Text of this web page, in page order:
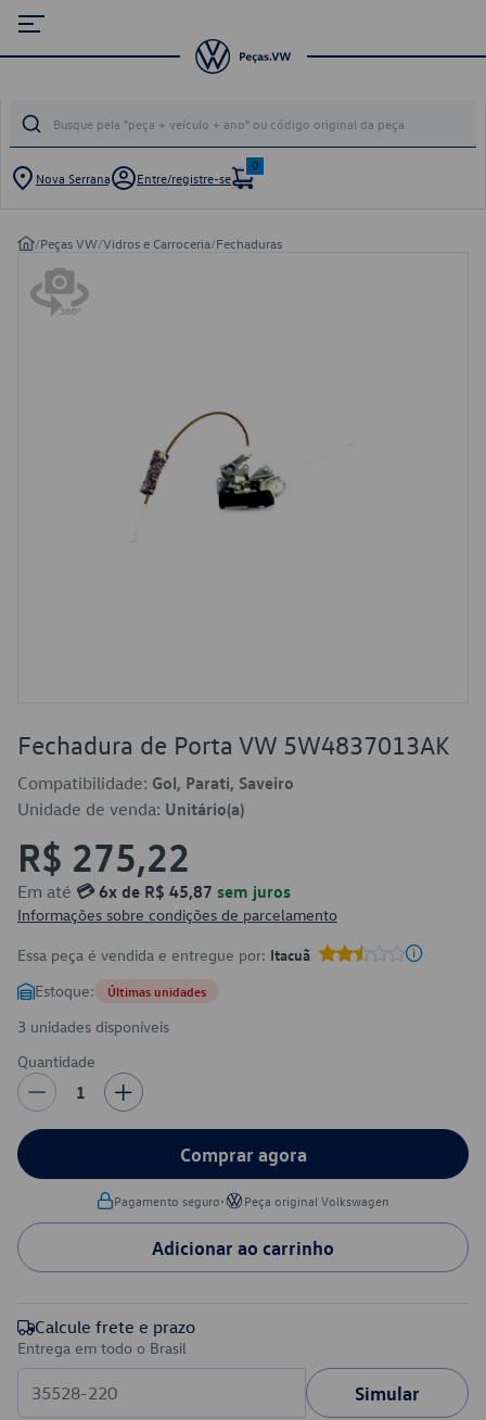
Nova Serrana Entre/registre-se
0
/Peças VW/Vidros e Carroceria/Fechaduras
Fechadura de Porta VW 5W4837013AK
Compatibilidade: Gol, Parati, Saveiro
Unidade de venda: Unitário(a)
R$ 275,22
Em até 💳 6x de R$ 45,87 sem juros
Informações sobre condições de parcelamento
Essa peça é vendida e entregue por: Itacuã
Estoque: Últimas unidades
3 unidades disponíveis
Quantidade
1
Comprar agora
Pagamento seguro• Peça original Volkswagen
Adicionar ao carrinho
Calcule frete e prazo
Entrega em todo o Brasil
Simular